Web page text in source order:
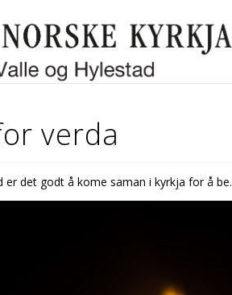
verda
er det godt å kome saman i kyrkja for å be.